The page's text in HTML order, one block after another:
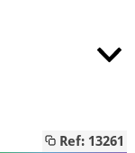
Ref: 13261